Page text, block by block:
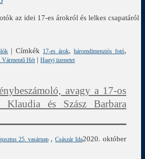
az idei 17-es árokról és lelkes csapatáról
| Címkék 17-es árok,háromdimenziós fotó,
Vármentő Hét |Hagyj üzenetet
avagy a 17-os
Klaudia és Szász Barbara
25. vasárnap ,Császár Ida2020. október